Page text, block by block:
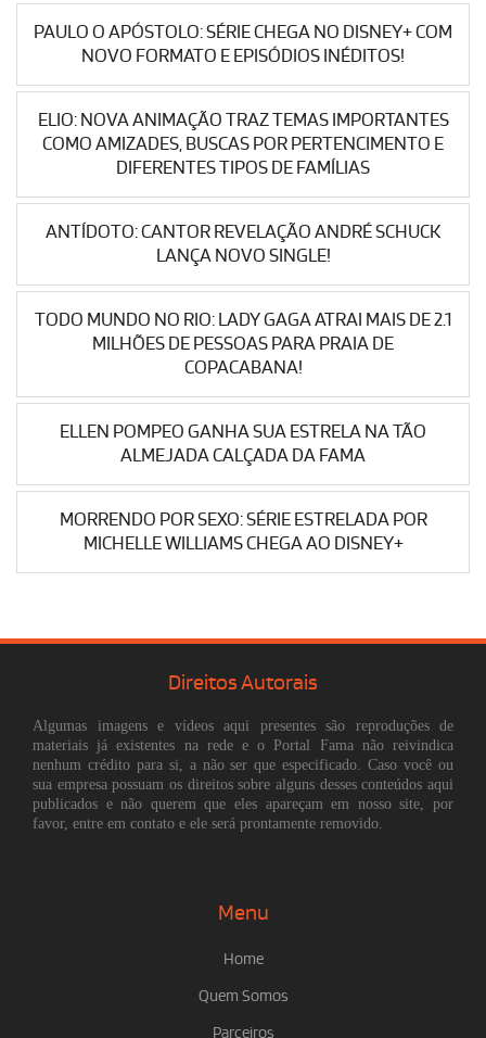
PAULO O APÓSTOLO: SÉRIE CHEGA NO DISNEY+ COM
NOVO FORMATO E EPISÓDIOS INÉDITOS!
ELIO: NOVA ANIMAÇÃO TRAZ TEMAS IMPORTANTES
COMO AMIZADES, BUSCAS POR PERTENCIMENTO E
DIFERENTES TIPOS DE FAMÍLIAS
ANTÍDOTO: CANTOR REVELAÇÃO ANDRÉ SCHUCK
LANÇA NOVO SINGLE!
TODO MUNDO NO RIO: LADY GAGA ATRAI MAIS DE 2.1
MILHÕES DE PESSOAS PARA PRAIA DE
COPACABANA!
ELLEN POMPEO GANHA SUA ESTRELA NA TÃO
ALMEJADA CALÇADA DA FAMA
MORRENDO POR SEXO: SÉRIE ESTRELADA POR
MICHELLE WILLIAMS CHEGA AO DISNEY+
Direitos Autorais
Algumas imagens e vídeos aqui presentes são reproduções de
materiais já existentes na rede e o Portal Fama não reivindica
nenhum crédito para si, a não ser que especificado. Caso você ou
sua empresa possuam os direitos sobre alguns desses conteúdos aqui
publicados e não querem que eles apareçam em nosso site, por
favor, entre em contato e ele será prontamente removido.
Menu
Home
Quem Somos
Parceiros